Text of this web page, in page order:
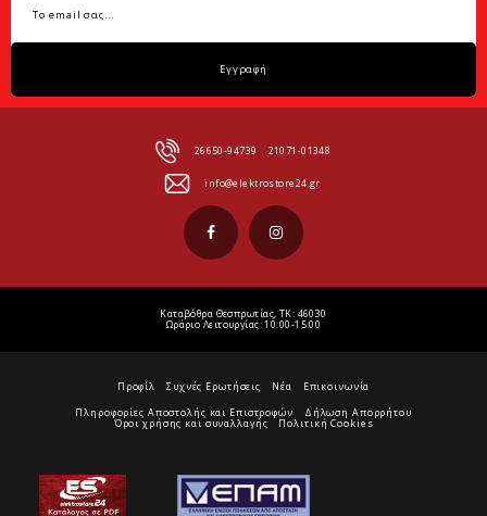
Εγγραφή
26650-94739 21071-01348
info@elektrostore24.gr
Καταβόθρα Θεσπρωτίας, ΤΚ: 46030
Ωράριο Λειτουργίας: 10:00-15:00
Προφίλ Συχνές Ερωτήσεις Νέα
Επικοινωνία
Πληροφορίες Αποστολής και Επιστροφών
Δήλωση Απορρήτου
Όροι χρήσης και συναλλαγής
Πολιτική Cookies